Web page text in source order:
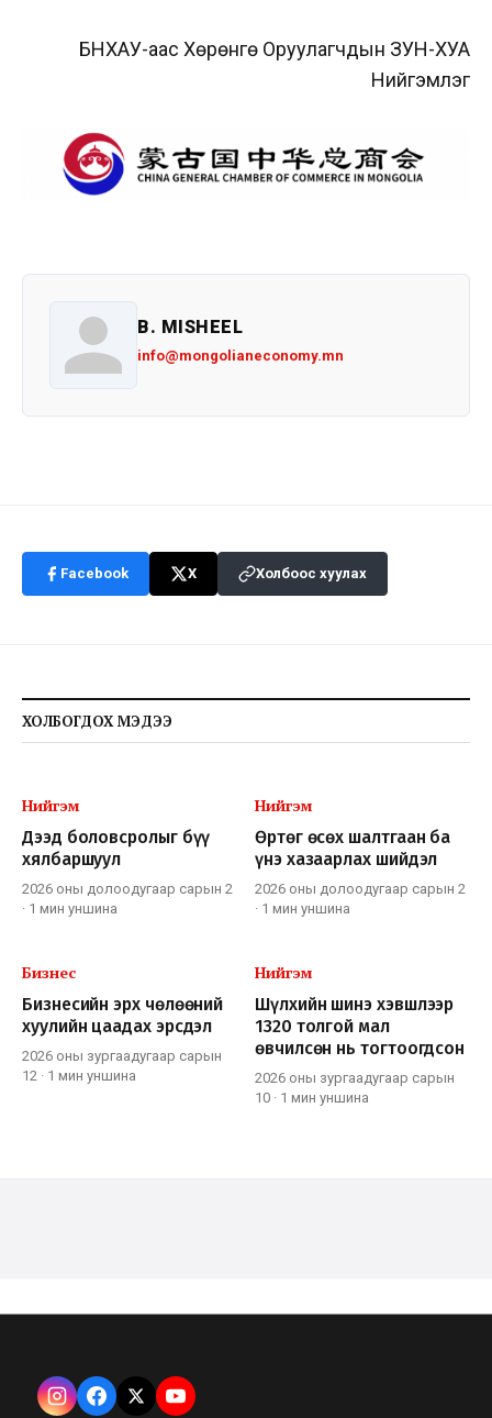
БНХАУ-аас Хөрөнгө Оруулагчдын ЗУН-ХУА
Нийгэмлэг
B. MISHEEL
info@mongolianeconomy.mn
Facebook X Холбоос хуулах
ХОЛБОГДОХ МЭДЭЭ
Нийгэм
Дээд боловсролыг бүү
хялбаршуул
2026 оны долоодугаар сарын 2
· 1 мин уншина
Нийгэм
Өртөг өсөх шалтгаан ба
үнэ хазаарлах шийдэл
2026 оны долоодугаар сарын 2
· 1 мин уншина
Бизнес
Бизнесийн эрх чөлөөний
хуулийн цаадах эрсдэл
2026 оны зургаадугаар сарын
12 · 1 мин уншина
Нийгэм
Шүлхийн шинэ хэвшлээр
1320 толгой мал
өвчилсөн нь тогтоогдсон
2026 оны зургаадугаар сарын
10 · 1 мин уншина